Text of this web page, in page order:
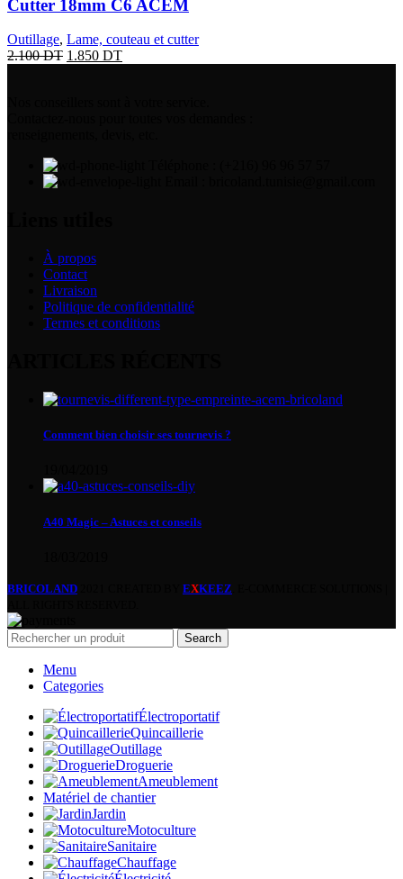
Cutter 18mm C6 ACEM
Outillage, Lame, couteau et cutter
2.100DT 1.850 DT
À propos
Contact
Livraison
Politique de confidentialité
Termes et conditions
Comment bien choisir ses tournevis ?
A40 Magic – Astuces et conseils
BRICOLAND EXKEEZ
Search
Menu
Categories
Électroportatif
Quincaillerie
Outillage
Droguerie
Ameublement
Matériel de chantier
Jardin
Motoculture
Sanitaire
Chauffage